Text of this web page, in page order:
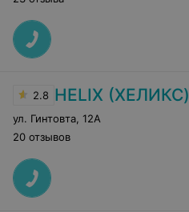
2.8 HELIX (ХЕЛИКС)
ул. Гинтовта, 12А
20 отзывов